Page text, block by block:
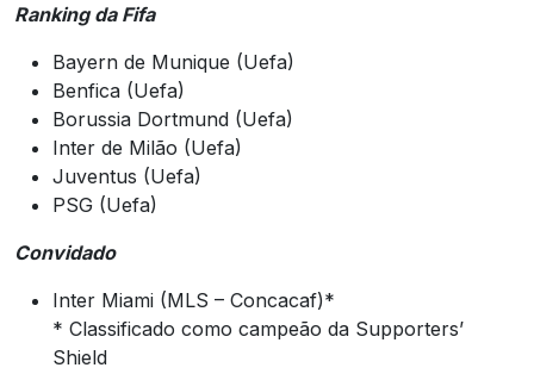
Ranking da Fifa
Bayern de Munique (Uefa)
Benfica (Uefa)
Borussia Dortmund (Uefa)
Inter de Milão (Uefa)
Juventus (Uefa)
PSG (Uefa)
Convidado
Inter Miami (MLS – Concacaf)*
* Classificado como campeão da Supporters’
Shield